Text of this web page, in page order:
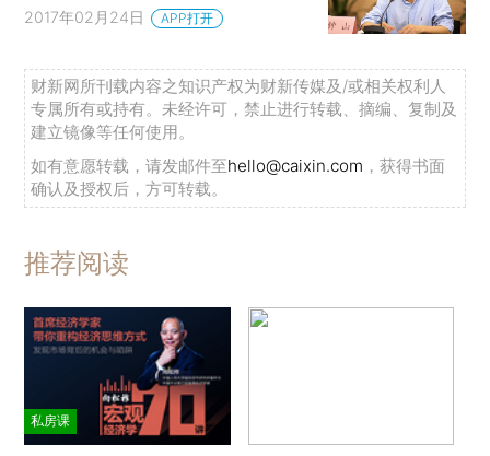
2017年02月24日 APP打开
财新网所刊载内容之知识产权为财新传媒及/或相关权利人
专属所有或持有。未经许可，禁止进行转载、摘编、复制及
建立镜像等任何使用。
如有意愿转载，请发邮件至hello@caixin.com ，获得书面
确认及授权后，方可转载。
推荐阅读
私房课